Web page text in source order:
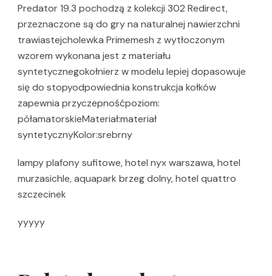
Predator 19.3 pochodzą z kolekcji 302 Redirect,
przeznaczone są do gry na naturalnej nawierzchni
trawiastejcholewka Primemesh z wytłoczonym
wzorem wykonana jest z materiału
syntetycznegokołnierz w modelu lepiej dopasowuje
się do stopyodpowiednia konstrukcja kołków
zapewnia przyczepnośćpoziom:
półamatorskieMateriał:materiał
syntetycznyKolor:srebrny
lampy plafony sufitowe, hotel nyx warszawa, hotel
murzasichle, aquapark brzeg dolny, hotel quattro
szczecinek
yyyyy